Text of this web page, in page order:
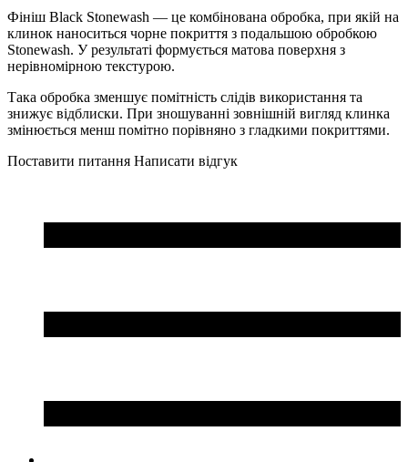
Фініш Black Stonewash — це комбінована обробка, при якій на
клинок наноситься чорне покриття з подальшою обробкою
Stonewash. У результаті формується матова поверхня з
нерівномірною текстурою.
Така обробка зменшує помітність слідів використання та
знижує відблиски. При зношуванні зовнішній вигляд клинка
змінюється менш помітно порівняно з гладкими покриттями.
Поставити питання Написати відгук